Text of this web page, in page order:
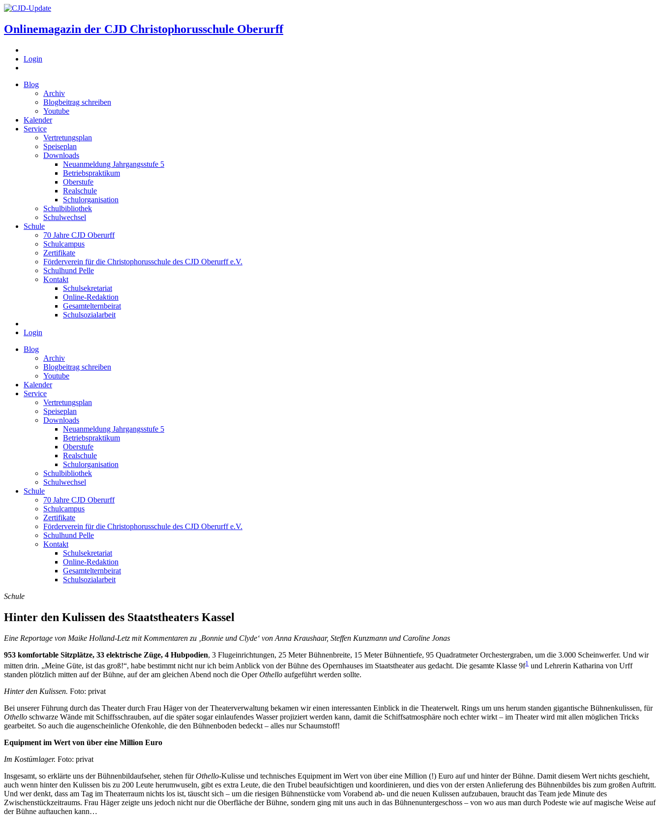
Onlinemagazin der CJD Christophorusschule Oberurff
Login
Blog
Archiv
Blogbeitrag schreiben
Youtube
Kalender
Service
Vertretungsplan
Speiseplan
Downloads
Neuanmeldung Jahrgangsstufe 5
Betriebspraktikum
Oberstufe
Realschule
Schulorganisation
Schulbibliothek
Schulwechsel
Schule
70 Jahre CJD Oberurff
Schulcampus
Zertifikate
Förderverein für die Christophorusschule des CJD Oberurff e.V.
Schulhund Pelle
Kontakt
Schulsekretariat
Online-Redaktion
Gesamtelternbeirat
Schulsozialarbeit
Login
Blog
Archiv
Blogbeitrag schreiben
Youtube
Kalender
Service
Vertretungsplan
Speiseplan
Downloads
Neuanmeldung Jahrgangsstufe 5
Betriebspraktikum
Oberstufe
Realschule
Schulorganisation
Schulbibliothek
Schulwechsel
Schule
70 Jahre CJD Oberurff
Schulcampus
Zertifikate
Förderverein für die Christophorusschule des CJD Oberurff e.V.
Schulhund Pelle
Kontakt
Schulsekretariat
Online-Redaktion
Gesamtelternbeirat
Schulsozialarbeit
Schule
Hinter den Kulissen des Staatstheaters Kassel
Eine Reportage von Maike Holland-Letz mit Kommentaren zu ‚Bonnie und Clyde‘ von Anna Kraushaar, Steffen Kunzmann und Caroline Jonas
953 komfortable Sitzplätze, 33 elektrische Züge, 4 Hubpodien, 3 Flugeinrichtungen, 25 Meter Bühnenbreite, 15 Meter Bühnentiefe, 95 Quadratmeter Orchestergraben, um die 3.000 Scheinwerfer. Und wir
mitten drin. „Meine Güte, ist das groß!“, habe bestimmt nicht nur ich beim Anblick von der Bühne des Opernhauses im Staatstheater aus gedacht. Die gesamte Klasse 9f1 und Lehrerin Katharina von Urff
standen plötzlich mitten auf der Bühne, auf der am gleichen Abend noch die OperOthello aufgeführt werden sollte.
Hinter den Kulissen. Foto: privat
Bei unserer Führung durch das Theater durch Frau Häger von der Theater­verwaltung bekamen wir einen interessanten Einblick in die Theaterwelt. Rings um uns herum standen gigantische Bühnenkulissen, für
Othello schwarze Wände mit Schiffsschrauben, auf die später sogar einlaufendes Wasser projiziert werden kann, damit die Schiffsatmosphäre noch echter wirkt – im Theater wird mit allen möglichen Tricks
gearbeitet. So auch die augenscheinliche Ofenkohle, die den Bühnenboden bedeckt – alles nur Schaumstoff!
Equipment im Wert von über eine Million Euro
Im Kostümlager. Foto: privat
Insgesamt, so erklärte uns der Bühnenbildaufseher, stehen fürOthello-Kulisse und technisches Equipment im Wert von über eine Million (!) Euro auf und hinter der Bühne. Damit diesem Wert nichts geschieht,
auch wenn hinter den Kulissen bis zu 200 Leute herum­wuseln, gibt es extra Leute, die den Trubel beaufsichtigen und koordi­nieren, und dies von der ersten Anlieferung des Bühnenbildes bis zum großen Auftritt.
Und wer denkt, dass am Tag im Theater­raum nichts los ist, täuscht sich – um die riesigen Bühnenstücke vom Vorabend ab- und die neuen Kulissen aufzubauen, braucht das Team jede Minute des
Zwischenstückzeitraums. Frau Häger zeigte uns jedoch nicht nur die Oberfläche der Bühne, sondern ging mit uns auch in das Bühnenunter­geschoss – von wo aus man durch Podeste wie auf magische Weise auf
der Bühne auftauchen kann…